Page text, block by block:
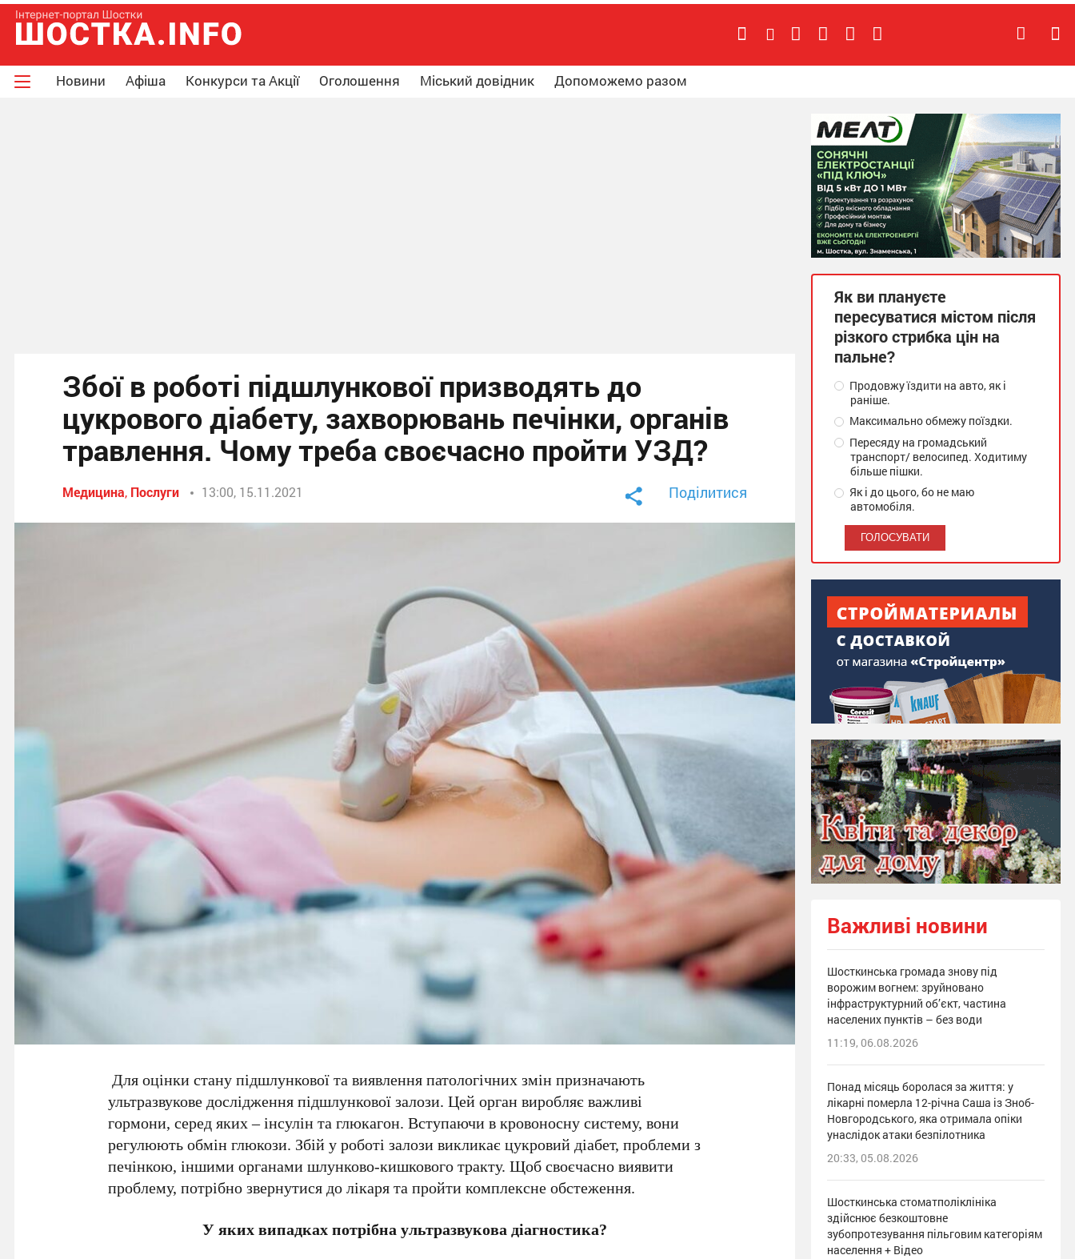
Новини Афіша Конкурси та Акції Оголошення Міський довідник Допоможемо разом
Збої в роботі підшлункової призводять до
цукрового діабету, захворювань печінки, органів
травлення. Чому треба своєчасно пройти УЗД?
Медицина, Послуги 13:00, 15.11.2021 Поділитися
Для оцінки стану підшлункової та виявлення патологічних змін призначають
ультразвукове дослідження підшлункової залози. Цей орган виробляє важливі
гормони, серед яких – інсулін та глюкагон. Вступаючи в кровоносну систему, вони
регулюють обмін глюкози. Збій у роботі залози викликає цукровий діабет, проблеми з
печінкою, іншими органами шлунково-кишкового тракту. Щоб своєчасно виявити
проблему, потрібно звернутися до лікаря та пройти комплексне обстеження.
У яких випадках потрібна ультразвукова діагностика?
Як ви плануєте
пересуватися містом після
різкого стрибка цін на
пальне?
Продовжу їздити на авто, як і
раніше.
Максимально обмежу поїздки.
Пересяду на громадський
транспорт/ велосипед. Ходитиму
більше пішки.
Як і до цього, бо не маю
автомобіля.
Важливі новини
Шосткинська громада знову під
ворожим вогнем: зруйновано
інфраструктурний об’єкт, частина
населених пунктів – без води
11:19, 06.08.2026
Понад місяць боролася за життя: у
лікарні померла 12-річна Саша із Зноб-
Новгородського, яка отримала опіки
унаслідок атаки безпілотника
20:33, 05.08.2026
Шосткинська стоматполіклініка
здійснює безкоштовне
зубопротезування пільговим категоріям
населення + Відео